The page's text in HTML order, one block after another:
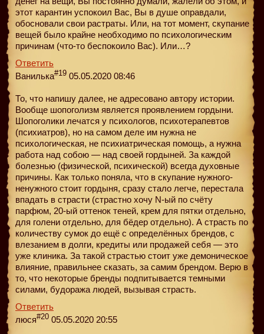
этот карантин успокоил Вас, Вы в душе оправдали,
обосновали свои растраты. Или, на тот момент, скупание
вещей было крайне необходимо по психологическим
причинам (что-то беспокоило Вас). Или…?
Ответить
Ванилька#19 05.05.2020 08:46
То, что напишу далее, не адресовано автору истории.
Вообще шопоголизм является проявлением гордыни.
Шопоголики лечатся у психологов, психотерапевтов
(психиатров), но на самом деле им нужна не
психологическая, не психиатрическая помощь, а нужна
работа над собою — над своей гордыней. За каждой
болезнью (физической, психической) всегда духовные
причины. Как только поняла, что в скупание нужного-
ненужного стоит гордыня, сразу стало легче, перестала
впадать в страсти (страстно хочу N-ый по счёту
парфюм, 20-ый оттенок теней, крем для пятки отдельно,
для голени отдельно, для бёдер отдельно). А страсть по
количеству сумок до ещё с определённых брендов, с
влезанием в долги, кредиты или продажей себя — это
уже клиника. За такой страстью стоит уже демоническое
влияние, правильнее сказать, за самим брендом. Верю в
то, что некоторые бренды подпитывается темными
силами, будоража людей, вызывая страсть.
Ответить
люся#20 05.05.2020 20:55